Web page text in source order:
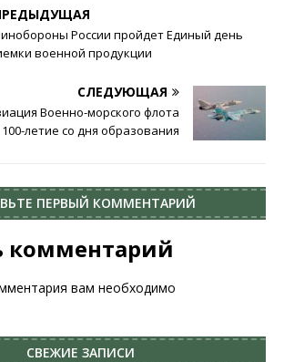
России пройдет Единый день
военной продукции
СЛЕДУЮЩАЯ
Военно-морского флота
летие со дня образования
ПЕРВЫЙ КОММЕНТАРИЙ
комментарий
вам необходимо
СВЕЖИЕ ЗАПИСИ